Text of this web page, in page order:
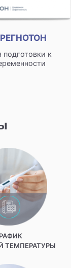
подготовки к
ТЕМПЕРАТУРЫ